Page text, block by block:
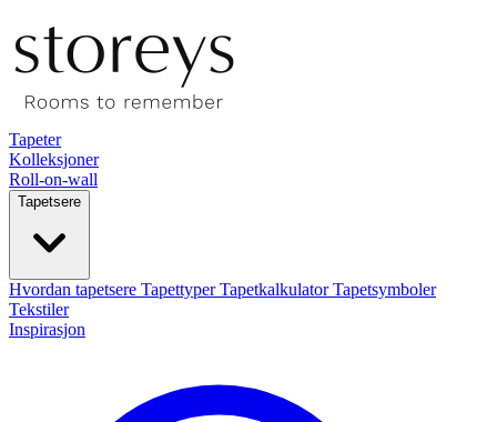
Tapeter
Kolleksjoner
Roll-on-wall
Tapetsere
Hvordan tapetsere TapettyperTapetkalkulatorTapetsymboler
Tekstiler
Inspirasjon